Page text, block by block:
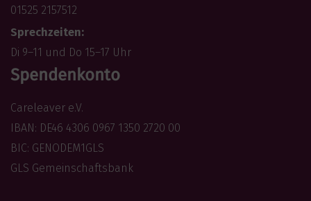
01525 2157512
Sprechzeiten:
Di 9–11 und Do 15–17 Uhr
Spendenkonto
Careleaver e.V.
IBAN: DE46 4306 0967 1350 2720 00
BIC: GENODEM1GLS
GLS Gemeinschaftsbank